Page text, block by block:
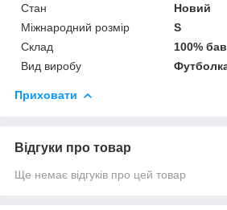
Стан
Новий
Міжнародний розмір
S
Склад
100%
Вид виробу
Приховати
Відгуки про товар
Ще немає відгуків про цей товар